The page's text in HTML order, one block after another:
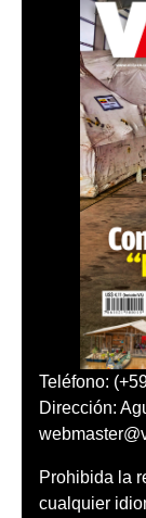
Teléfono:
Dirección:
Prohibida la
cualquier